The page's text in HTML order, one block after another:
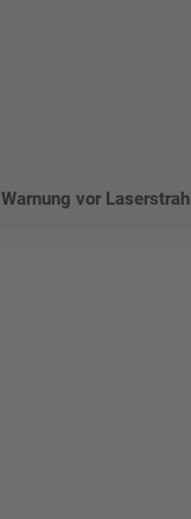
Warnung vor Laserstrahl